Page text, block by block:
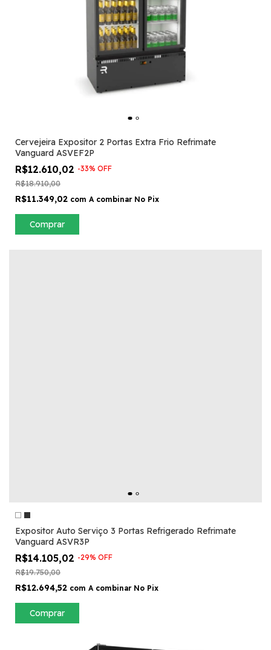
Cervejeira Expositor 2 Portas Extra Frio Refrimate
Vanguard ASVEF2P
R$12.610,02 -33% OFF
R$18.910,00
R$11.349,02 com A combinar No Pix
Comprar
Expositor Auto Serviço 3 Portas Refrigerado Refrimate
Vanguard ASVR3P
R$14.105,02 -29% OFF
R$19.750,00
R$12.694,52 com A combinar No Pix
Comprar